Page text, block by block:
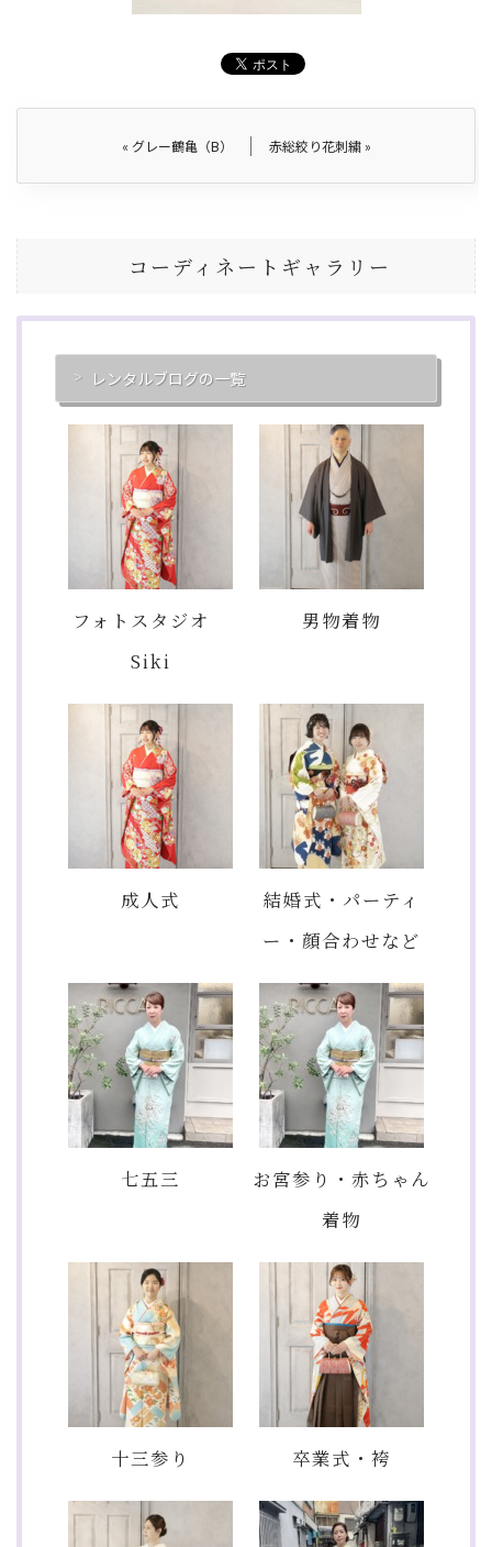
« グレー鶴亀（B） 赤総絞り花刺繍»
コーディネートギャラリー
レンタルブログの一覧
フォトスタジオ
Siki
男物着物
成人式
結婚式・パーティ
ー・顔合わせなど
七五三
お宮参り・赤ちゃん
着物
十三参り 卒業式・袴